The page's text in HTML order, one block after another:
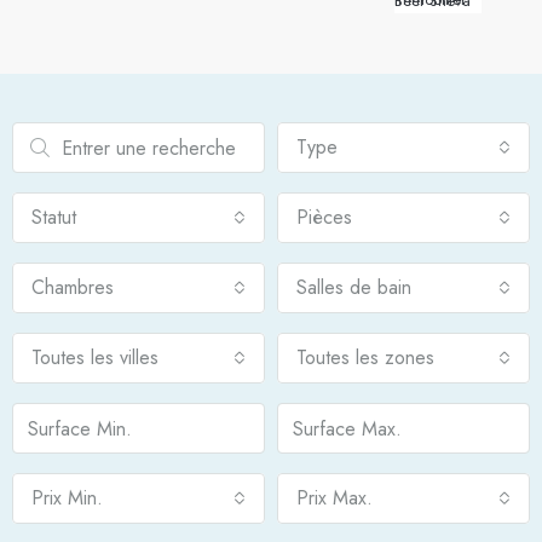
Type
Statut Pièces
Chambres Salles de bain
Toutes les villes Toutes les zones
Prix Min. Prix Max.